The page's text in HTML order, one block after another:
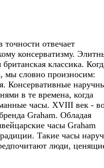
отвечает
консерватизму.
классика.
мы словно произносим:
Консервативные
в те времена, когда
часы. XVIII век -
Graham. Обладая
часы Graham
Такие часы
люди,